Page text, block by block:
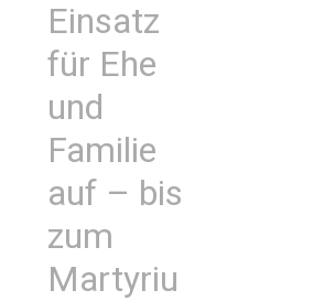
Einsatz
für Ehe
und
Familie
auf – bis
zum
Martyriu